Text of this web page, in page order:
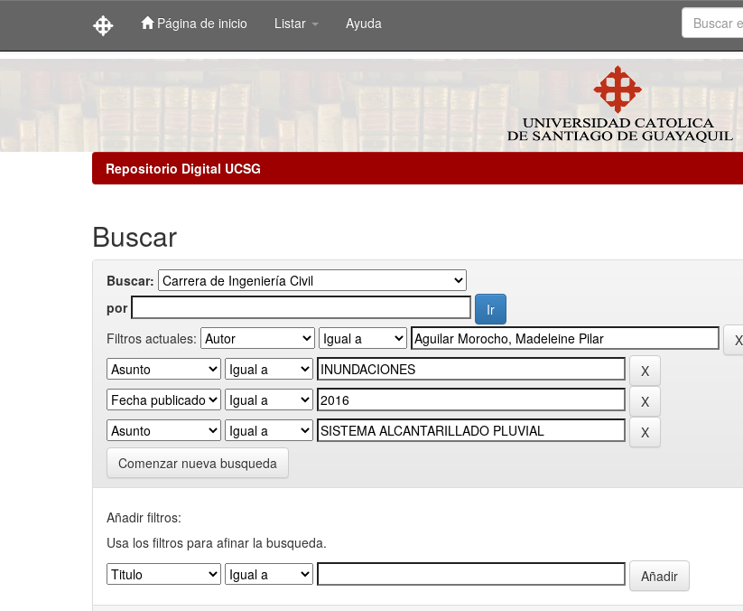
Página de inicio Listar Ayuda
Repositorio Digital UCSG
Buscar
Buscar:
por
Filtros actuales:
Comenzar nueva busqueda
Añadir filtros:
Usa los filtros para afinar la busqueda.